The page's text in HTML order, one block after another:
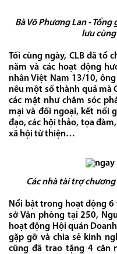
Bà Võ Phương Lan -
lưu
Tối cùng ngày, CLB đã tổ
năm và các hoạt động
nhân Việt Nam 13/10, ông
nêu một số thành quả mà
các mặt như chăm sóc
mại và đối ngoại, kết nối
đạo, các hội thảo, tọa
xã hội từ thiện…
Các nhà tài trợ
Nổi bật trong hoạt động 6
sở Văn phòng tại 250,
hoạt động Hội quán
gặp gỡ và chia sẻ kinh
cũng đã trao tặng 4 căn